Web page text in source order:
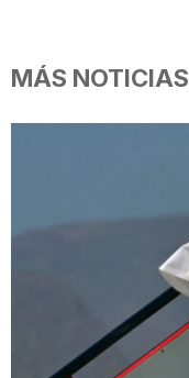
MÁS NOTICIAS